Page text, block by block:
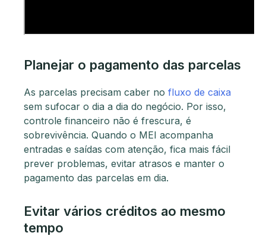
Planejar o pagamento das parcelas
As parcelas precisam caber no fluxo de caixa
sem sufocar o dia a dia do negócio. Por isso,
controle financeiro não é frescura, é
sobrevivência. Quando o MEI acompanha
entradas e saídas com atenção, fica mais fácil
prever problemas, evitar atrasos e manter o
pagamento das parcelas em dia.
Evitar vários créditos ao mesmo
tempo